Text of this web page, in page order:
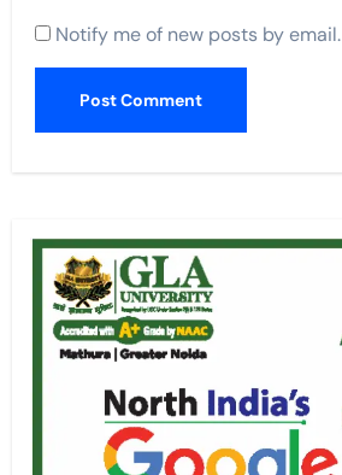
Notify me of new posts by email.